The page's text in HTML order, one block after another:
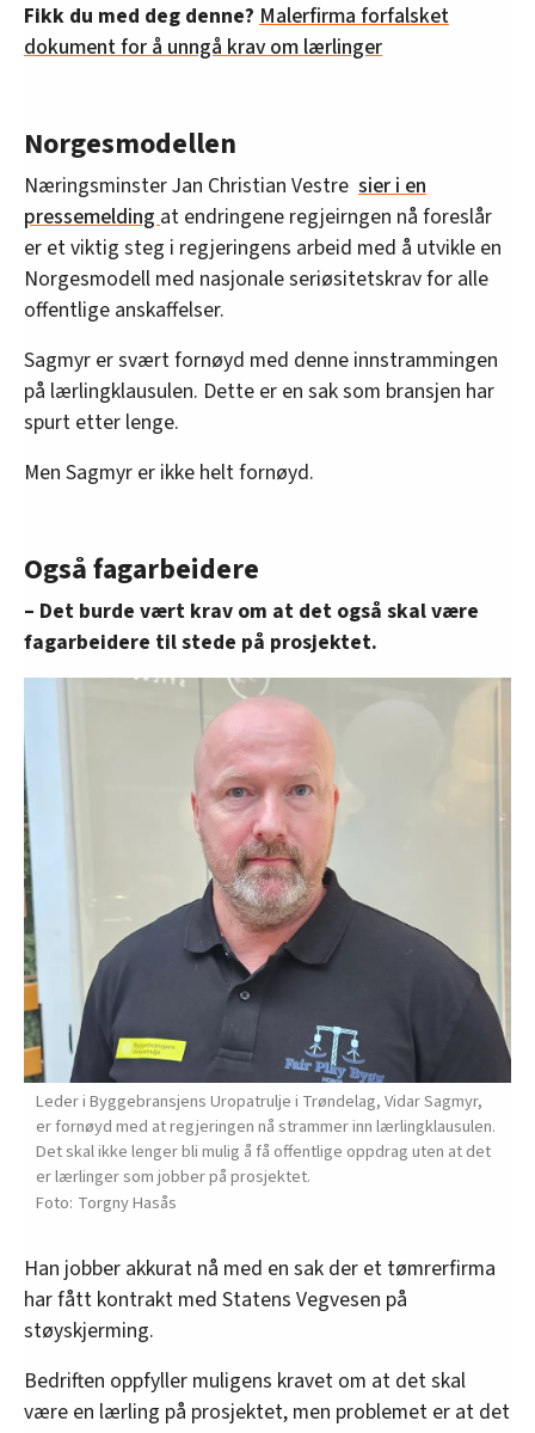
Fikk du med deg denne? Malerfirma forfalsket
dokument for å unngå krav om lærlinger
Norgesmodellen
Næringsminster Jan Christian Vestre sier i en
pressemeldingat endringene regjeirngen nå foreslår
er et viktig steg i regjeringens arbeid med å utvikle en
Norgesmodell med nasjonale seriøsitetskrav for alle
offentlige anskaffelser.
Sagmyr er svært fornøyd med denne innstrammingen
på lærlingklausulen. Dette er en sak som bransjen har
spurt etter lenge.
Men Sagmyr er ikke helt fornøyd.
Også fagarbeidere
– Det burde vært krav om at det også skal være
fagarbeidere til stede på prosjektet.
Leder i Byggebransjens Uropatrulje i Trøndelag, Vidar Sagmyr,
er fornøyd med at regjeringen nå strammer inn lærlingklausulen.
Det skal ikke lenger bli mulig å få offentlige oppdrag uten at det
er lærlinger som jobber på prosjektet.
Torgny Hasås
Han jobber akkurat nå med en sak der et tømrerfirma
har fått kontrakt med Statens Vegvesen på
støyskjerming.
Bedriften oppfyller muligens kravet om at det skal
være en lærling på prosjektet, men problemet er at det